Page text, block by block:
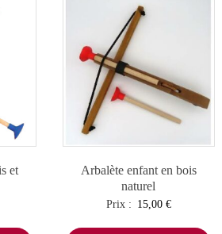
et
Arbalète enfant en bois
naturel
Prix : 15,00 €